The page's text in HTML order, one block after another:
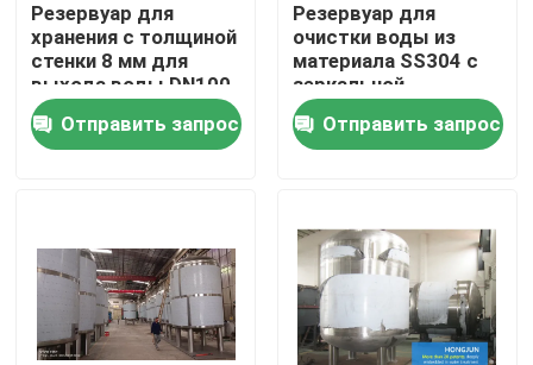
Свяжитесь мы
Новости
промышленное оборудование очистки воды
Оборудование очистки воды обратного осмоза
Резервуар для
хранения с толщиной
стенки 8 мм для
выхода воды DN100,
прочная конструкция
Отправить запрос
Резервуар для
очистки воды из
материала SS304 с
зеркальной
полировкой и
нержавеющей
сталью
Отправить запрос